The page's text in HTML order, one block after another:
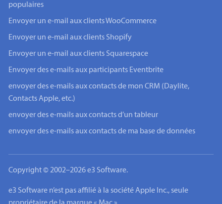
populaires
Envoyer un e-mail aux clients WooCommerce
Envoyer un e-mail aux clients Shopify
Envoyer un e-mail aux clients Squarespace
Envoyer des e-mails aux participants Eventbrite
envoyer des e-mails aux contacts de mon CRM (Daylite,
Contacts Apple, etc.)
envoyer des e-mails aux contacts d’un tableur
envoyer des e-mails aux contacts de ma base de données
Copyright © 2002–2026 e3 Software.
e3 Software n’est pas affilié à la société Apple Inc., seule